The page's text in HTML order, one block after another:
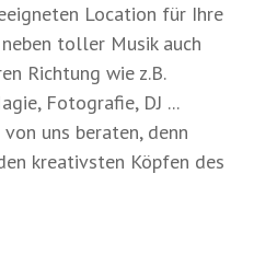
Location für Ihre
toller Musik auch
Richtung wie z.B.
Fotografie, DJ ...
uns beraten, denn
kreativsten Köpfen des